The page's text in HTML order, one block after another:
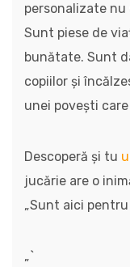
personalizate
Sunt piese de
bunătate. Sunt
copiilor și
unei povești
Descoperă și tu
jucărie are o
„Sunt aici pentru
„`